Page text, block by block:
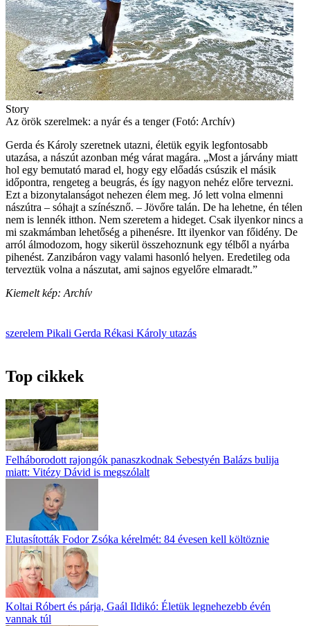
Story
Az örök szerelmek: a nyár és a tenger (Fotó: Archív)
Gerda és Károly szeretnek utazni, életük egyik legfontosabb
utazása, a nászút azonban még várat magára. „Most a járvány miatt
hol egy bemutató marad el, hogy egy előadás csúszik el másik
időpontra, rengeteg a beugrás, és így nagyon nehéz előre tervezni.
Ezt a bizonytalanságot nehezen élem meg. Jó lett volna elmenni
nászútra – sóhajt a színésznő. – Jövőre talán. De ha lehetne, én télen
nem is lennék itthon. Nem szeretem a hideget. Csak ilyenkor nincs a
mi szakmámban lehetőség a pihenésre. Itt ilyenkor van főidény. De
arról álmodozom, hogy sikerül összehoznunk egy télből a nyárba
pihenést. Zanzibáron vagy valami hasonló helyen. Eredetileg oda
terveztük volna a nászutat, ami sajnos egyelőre elmaradt.”
Kiemelt kép: Archív
szerelem Pikali Gerda Rékasi Károly utazás
Top cikkek
Felháborodott rajongók panaszkodnak Sebestyén Balázs bulija
miatt: Vitézy Dávid is megszólalt
Elutasították Fodor Zsóka kérelmét: 84 évesen kell költöznie
Koltai Róbert és párja, Gaál Ildikó: Életük legnehezebb évén
vannak túl